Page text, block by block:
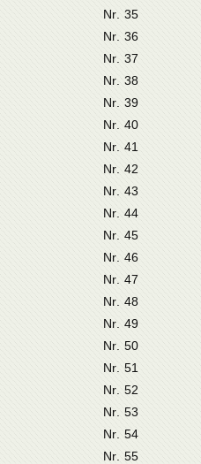
Nr. 35
Nr. 36
Nr. 37
Nr. 38
Nr. 39
Nr. 40
Nr. 41
Nr. 42
Nr. 43
Nr. 44
Nr. 45
Nr. 46
Nr. 47
Nr. 48
Nr. 49
Nr. 50
Nr. 51
Nr. 52
Nr. 53
Nr. 54
Nr. 55